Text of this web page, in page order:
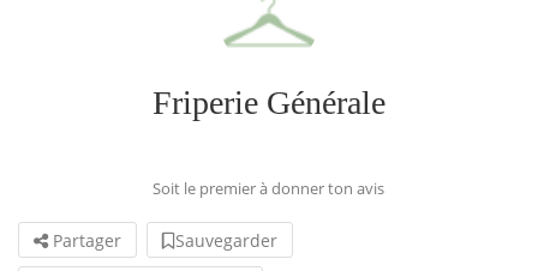
Friperie Générale
Soit le premier à donner ton avis
Partager
Sauvegarder